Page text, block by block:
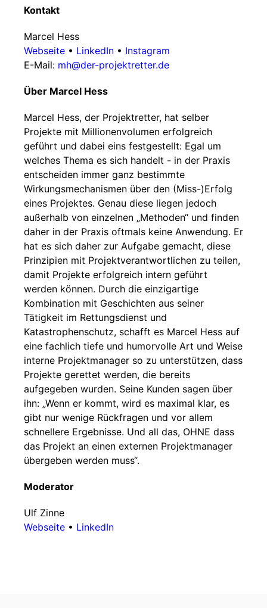
Kontakt
Marcel Hess
Webseite • LinkedIn • Instagram
E-Mail: mh@der-projektretter.de
Über Marcel Hess
Marcel Hess, der Projektretter, hat selber
Projekte mit Millionenvolumen erfolgreich
geführt und dabei eins festgestellt: Egal um
welches Thema es sich handelt - in der Praxis
entscheiden immer ganz bestimmte
Wirkungsmechanismen über den (Miss-)Erfolg
eines Projektes. Genau diese liegen jedoch
außerhalb von einzelnen „Methoden“ und finden
daher in der Praxis oftmals keine Anwendung. Er
hat es sich daher zur Aufgabe gemacht, diese
Prinzipien mit Projektverantwortlichen zu teilen,
damit Projekte erfolgreich intern geführt
werden können. Durch die einzigartige
Kombination mit Geschichten aus seiner
Tätigkeit im Rettungsdienst und
Katastrophenschutz, schafft es Marcel Hess auf
eine fachlich tiefe und humorvolle Art und Weise
interne Projektmanager so zu unterstützen, dass
Projekte gerettet werden, die bereits
aufgegeben wurden. Seine Kunden sagen über
ihn: „Wenn er kommt, wird es maximal klar, es
gibt nur wenige Rückfragen und vor allem
schnellere Ergebnisse. Und all das, OHNE dass
das Projekt an einen externen Projektmanager
übergeben werden muss“.
Moderator
Ulf Zinne
Webseite • LinkedIn